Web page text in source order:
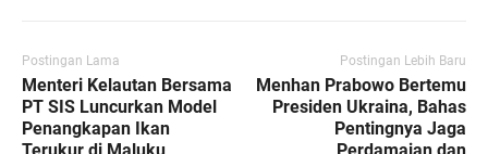
Postingan Lama
Menteri Kelautan Bersama
PT SIS Luncurkan Model
Penangkapan Ikan
Postingan Lebih Baru
Menhan Prabowo Bertemu
Presiden Ukraina, Bahas
Pentingnya Jaga